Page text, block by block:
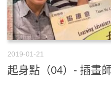
2019-01-21
起身點（04）- 插畫